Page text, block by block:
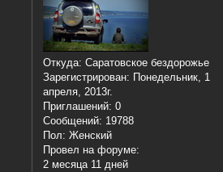
Откуда: Саратовское бездорожье
Зарегистрирован: Понедельник, 1
апреля, 2013г.
Приглашений: 0
Сообщений: 19788
Пол: Женский
Провел на форуме:
2 месяца 11 дней